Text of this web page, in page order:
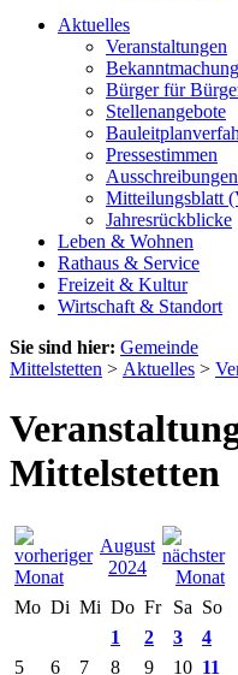
Aktuelles
Veranstaltungen
Bürger für
Stellenangebote
Pressestimmen
Ausschreibungen
Mitteilungsblatt
Jahresrückblicke
Leben & Wohnen
Rathaus & Service
Freizeit & Kultur
Wirtschaft & Standort
Sie sind hier: Gemeinde
Mittelstetten > Aktuelles >
Mittelstetten
August
2024
Mo Di Mi Do Fr Sa So
1
2 3
4
5
6 7 8 9 10 11